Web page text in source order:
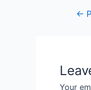
Post←
Your